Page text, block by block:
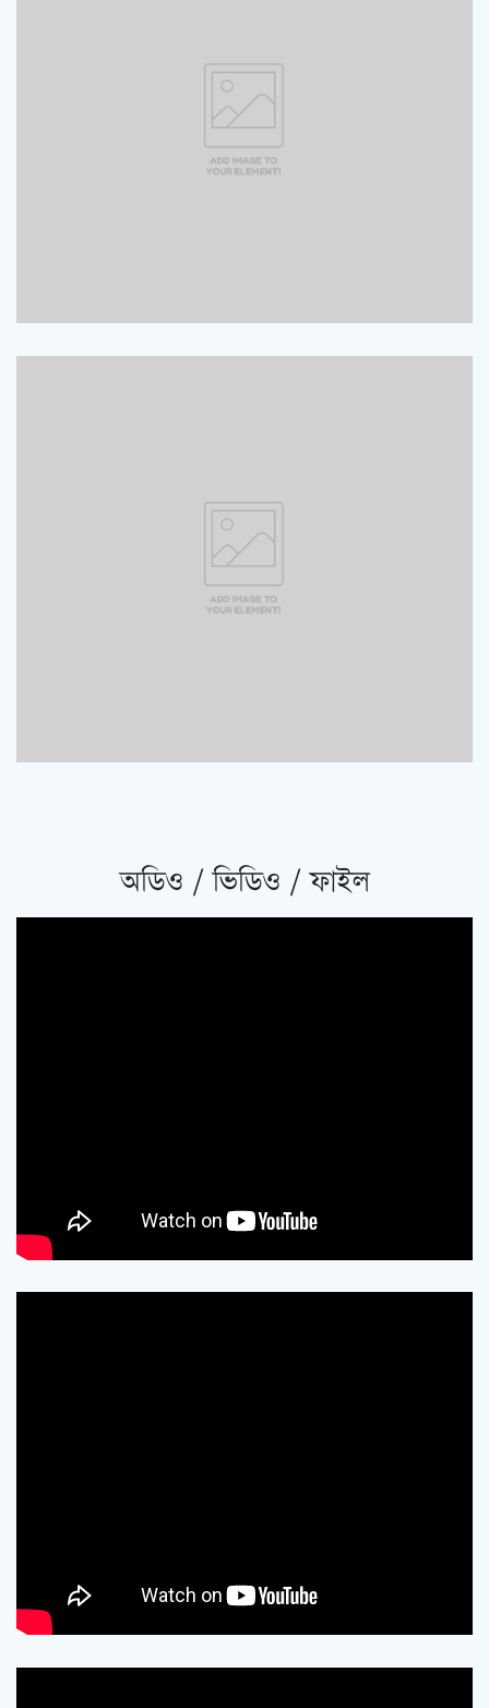
অডিও / ভিডিও / ফাইল